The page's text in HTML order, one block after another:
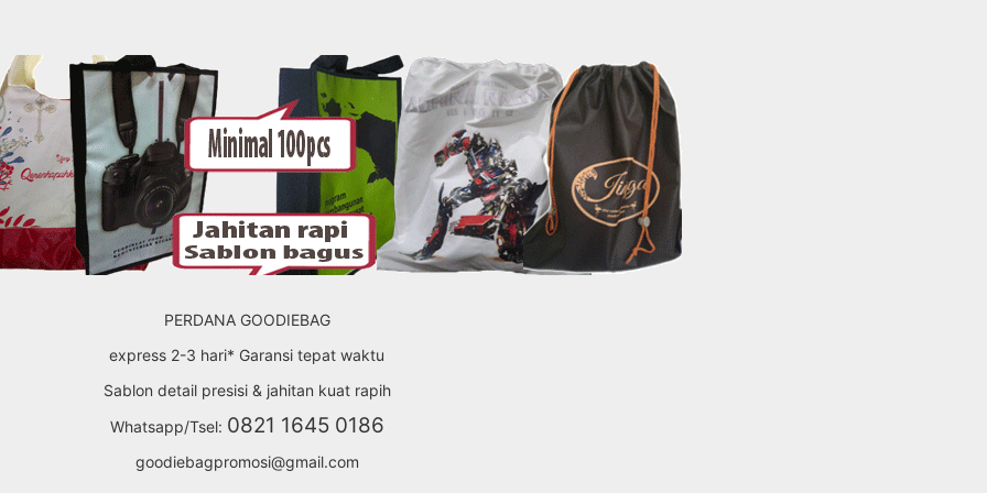
PERDANA GOODIEBAG
express 2-3 hari* Garansi tepat waktu
Sablon detail presisi & jahitan kuat rapih
Whatsapp/Tsel: 0821 1645 0186
goodiebagpromosi@gmail.com